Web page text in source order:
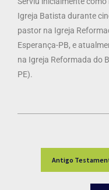
Igreja Batista durante
pastor na Igreja
Esperança-PB, e
na Igreja Reformada do
PE).
Antigo